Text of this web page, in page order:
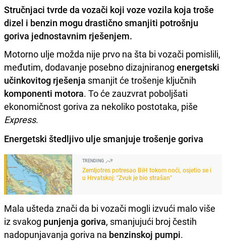
Stručnjaci tvrde da vozači koji voze vozila koja troše
dizel i benzin mogu drastično smanjiti potrošnju
goriva jednostavnim rješenjem.
Motorno ulje možda nije prvo na šta bi vozači pomislili,
međutim, dodavanje posebno dizajniranog energetski
učinkovitog rješenja smanjit će trošenje ključnih
komponenti motora. To će zauzvrat poboljšati
ekonomičnost goriva za nekoliko postotaka, piše
Express.
Energetski štedljivo ulje smanjuje trošenje goriva
TRENDING
Zemljotres potresao BiH tokom noći, osjetio se i
u Hrvatskoj: "Zvuk je bio strašan"
Mala ušteda znači da bi vozači mogli izvući malo više
iz svakog punjenja goriva, smanjujući broj čestih
nadopunjavanja goriva na benzinskoj pumpi.